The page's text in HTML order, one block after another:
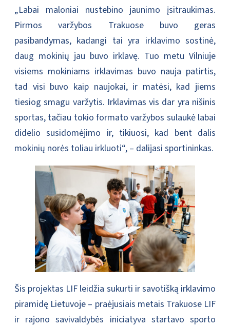
„Labai maloniai nustebino jaunimo įsitraukimas.
Pirmos varžybos Trakuose buvo geras
pasibandymas, kadangi tai yra irklavimo sostinė,
daug mokinių jau buvo irklavę. Tuo metu Vilniuje
visiems mokiniams irklavimas buvo nauja patirtis,
tad visi buvo kaip naujokai, ir matėsi, kad jiems
tiesiog smagu varžytis. Irklavimas vis dar yra nišinis
sportas, tačiau tokio formato varžybos sulaukė labai
didelio susidomėjimo ir, tikiuosi, kad bent dalis
mokinių norės toliau irkluoti“, – dalijasi sportininkas.
Šis projektas LIF leidžia sukurti ir savotišką irklavimo
piramidę Lietuvoje – praėjusiais metais Trakuose LIF
ir rajono savivaldybės iniciatyva startavo sporto